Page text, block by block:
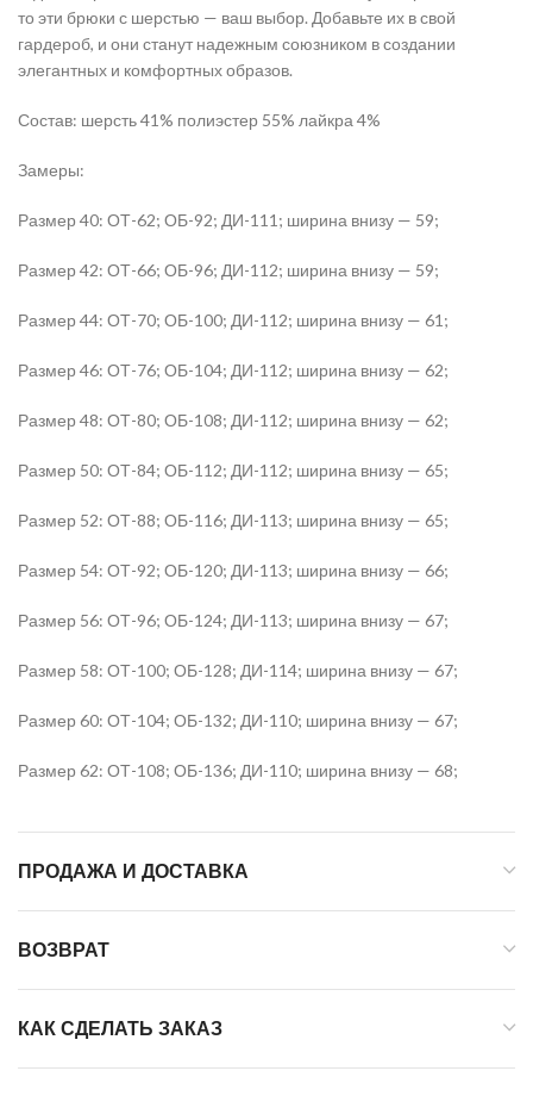
то эти брюки с шерстью — ваш выбор. Добавьте их в свой
гардероб, и они станут надежным союзником в создании
элегантных и комфортных образов.
Состав: шерсть 41% полиэстер 55% лайкра 4%
Замеры:
Размер 40: ОТ-62; ОБ-92; ДИ-111; ширина внизу — 59;
Размер 42: ОТ-66; ОБ-96; ДИ-112; ширина внизу — 59;
Размер 44: ОТ-70; ОБ-100; ДИ-112; ширина внизу — 61;
Размер 46: ОТ-76; ОБ-104; ДИ-112; ширина внизу — 62;
Размер 48: ОТ-80; ОБ-108; ДИ-112; ширина внизу — 62;
Размер 50: ОТ-84; ОБ-112; ДИ-112; ширина внизу — 65;
Размер 52: ОТ-88; ОБ-116; ДИ-113; ширина внизу — 65;
Размер 54: ОТ-92; ОБ-120; ДИ-113; ширина внизу — 66;
Размер 56: ОТ-96; ОБ-124; ДИ-113; ширина внизу — 67;
Размер 58: ОТ-100; ОБ-128; ДИ-114; ширина внизу — 67;
Размер 60: ОТ-104; ОБ-132; ДИ-110; ширина внизу — 67;
Размер 62: ОТ-108; ОБ-136; ДИ-110; ширина внизу — 68;
ПРОДАЖА И ДОСТАВКА
ВОЗВРАТ
КАК СДЕЛАТЬ ЗАКАЗ